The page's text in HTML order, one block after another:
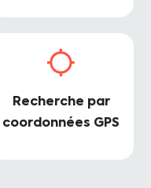
Recherche par
coordonnées GPS